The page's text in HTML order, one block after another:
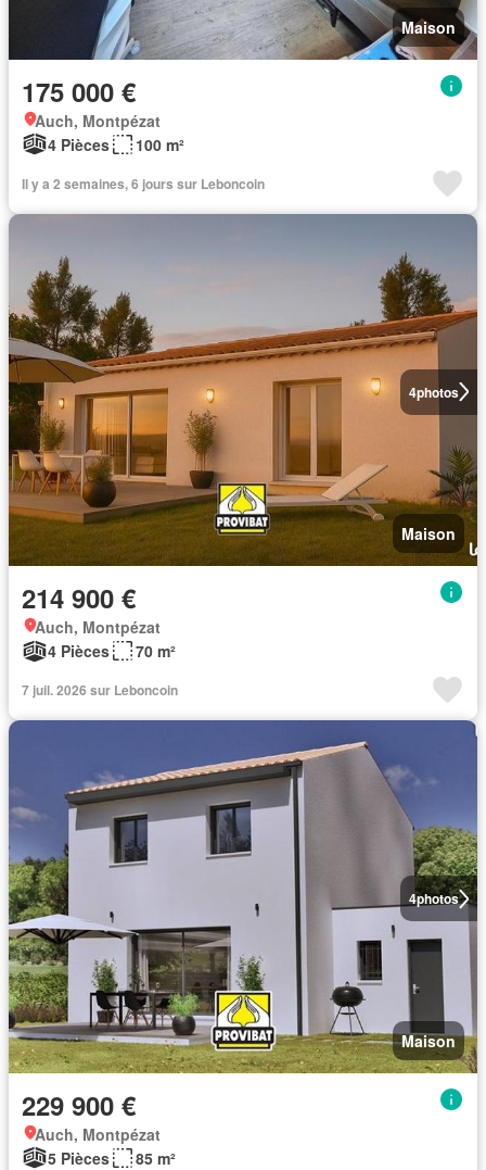
Maison
175 000 €
Auch, Montpézat
4 Pièces
100 m²
Il y a 2 semaines, 6 jours sur Leboncoin
4photos
Maison
214 900 €
Auch, Montpézat
4 Pièces
70 m²
7 juil. 2026 sur Leboncoin
4photos
Maison
229 900 €
Auch, Montpézat
5 Pièces
85 m²